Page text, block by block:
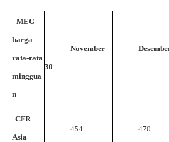
MEG
harga
rata-rata
minggua
n
November
30
CFR
Asia
454 470